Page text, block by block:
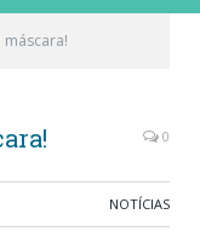
0
NOTÍCIAS